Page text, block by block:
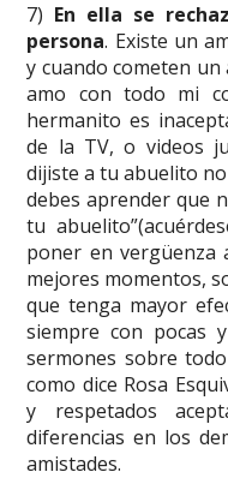
7) En ella se
persona. Existe un
y cuando cometen un
amo con todo mi
hermanito es
de la TV, o videos
dijiste a tu abuelito
debes aprender que
tu
poner en vergüenza
mejores momentos,
que tenga mayor
siempre con pocas
sermones sobre
como dice Rosa
y respetados
diferencias en los
amistades.